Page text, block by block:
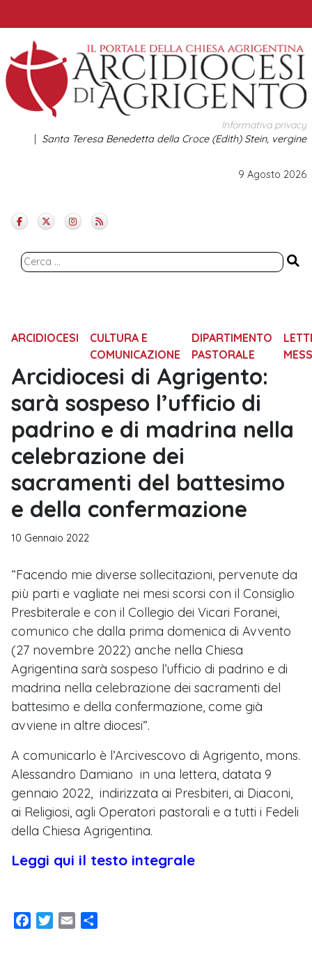
to
content
Informativa privacy
Santa Teresa Benedetta della Croce (Edith) Stein, vergine
9 Agosto 2026
Ricerca
ARCIDIOCESI
CULTURA E
COMUNICAZIONE
DIPARTIMENTO
PASTORALE
Arcidiocesi di Agrigento:
sarà sospeso l’ufficio di
padrino e di madrina nella
celebrazione dei
sacramenti del battesimo
e della confermazione
10 Gennaio 2022
“Facendo mie diverse sollecitazioni, pervenute da
più parti e vagliate nei mesi scorsi con il Consiglio
Presbiterale e con il Collegio dei Vicari Foranei,
comunico che dalla prima domenica di Avvento
(27 novembre 2022) anche nella Chiesa
Agrigentina sarà sospeso l’ufficio di padrino e di
madrina nella celebrazione dei sacramenti del
battesimo e della confermazione, come già
avviene in altre diocesi”.
A comunicarlo è l’Arcivescovo di Agrigento, mons.
Alessandro Damiano in una lettera, datata 9
gennaio 2022, indirizzata ai Presbiteri, ai Diaconi,
ai Religiosi, agli Operatori pastorali e a tutti i Fedeli
della Chiesa Agrigentina.
Leggi qui il testo integrale
Facebook
TwitterEmail